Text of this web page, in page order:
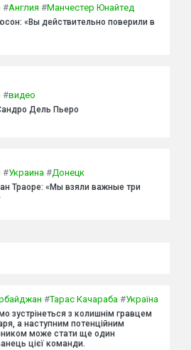
#Англия #Манчестер Юнайтед
«Вы действительно поверили в
#видео
Дель Пьеро
#Украина #Донецк
Траоре: «Мы взяли важные три
#Тарас Качараба #Україна
зустрінеться з колишнім гравцем
а наступним потенційним
може стати ще один
цієї команди.